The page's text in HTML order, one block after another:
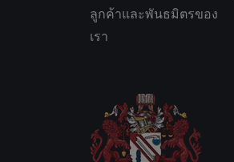
ลูกค้าและพันธมิตรของ
เรา